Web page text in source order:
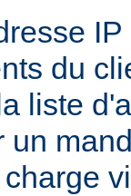
du
liste
un